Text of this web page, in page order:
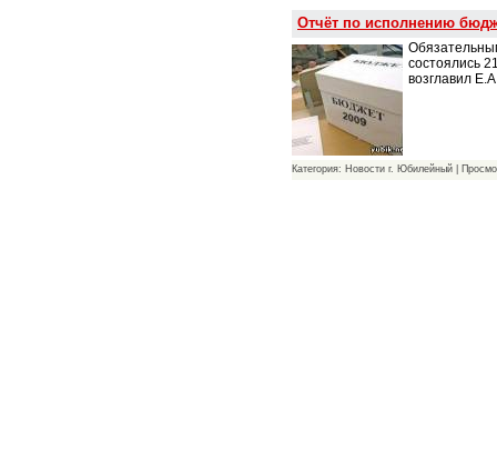
Отчёт по исполнению
состоялись
возглавил
Категория: Новости г. Юбилейный |